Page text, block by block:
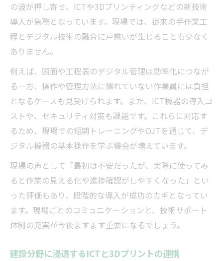
の波が押し寄せ、ICTや3Dプリンティングなどの新技術
導入が急務となっています。現場では、従来の手作業工
程とデジタル技術の融合に戸惑いが生じることも少なく
ありません。
例えば、図面や工程表のデジタル管理は効率化につなが
る一方、操作や管理方法に慣れていない作業員には負担
となるケースも見受けられます。また、ICT機器の導入コ
ストや、セキュリティ対策も課題です。これらに対応す
るため、現場での短期トレーニングやOJTを通じて、デ
ジタル機器の基本操作を学ぶ機会が増えています。
現場の声として「最初は不安だったが、実際に使ってみ
ると作業の見える化や進捗確認がしやすくなった」とい
った評価もあり、段階的な導入が成功のカギとなってい
ます。現場ごとのコミュニケーションと、技術サポート
体制の充実が今後ますます重要になるでしょう。
建設分野に浸透するICTと3Dプリントの連携